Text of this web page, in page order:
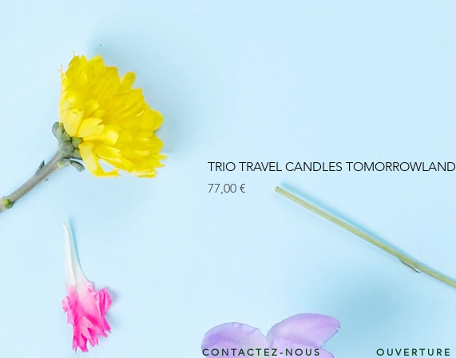
TRIO TRAVEL CANDLES TOMORROWLAND
Prix
77,00 €
CONTACTEZ-NOUS OUVERTURE